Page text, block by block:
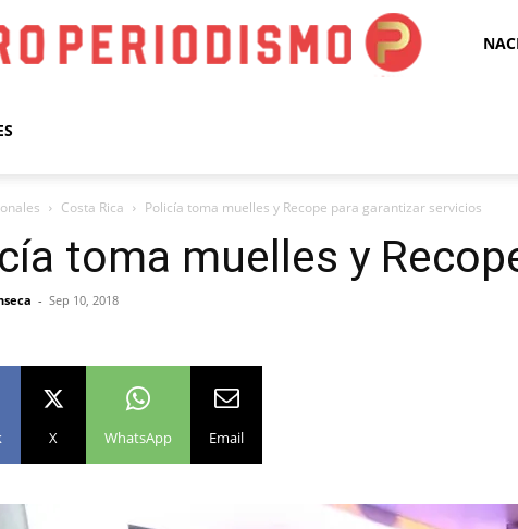
Puro
Costa Rica Policía toma muelles y Recope para garantizar servicios
toma muelles y
- Sep 10, 2018
X WhatsApp Email